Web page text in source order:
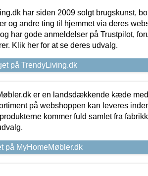
har siden 2009 solgt brugskunst,
og andre ting til hjemmet via deres
har gode anmeldelser på Trustpilot,
Klik her for at se deres udvalg.
på TrendyLiving.dk
er en landsdækkende kæde
på webshoppen kan leveres
kommer fuld samlet fra
på MyHomeMøbler.dk